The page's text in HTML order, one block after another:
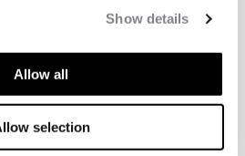
Show details
Allow all
selection